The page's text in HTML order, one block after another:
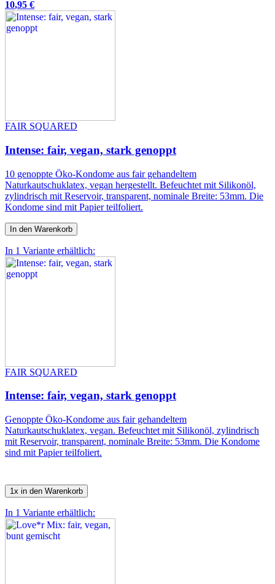
10,95 €
FAIR SQUARED
Intense: fair, vegan, stark genoppt
10 genoppte Öko-Kondome aus fair gehandeltem
Naturkautschuklatex, vegan hergestellt. Befeuchtet mit Silikonöl,
zylindrisch mit Reservoir, transparent, nominale Breite: 53mm. Die
Kondome sind mit Papier teilfoliert.
In den Warenkorb
In 1 Variante erhältlich:
FAIR SQUARED
Intense: fair, vegan, stark genoppt
Genoppte Öko-Kondome aus fair gehandeltem
Naturkautschuklatex, vegan. Befeuchtet mit Silikonöl, zylindrisch
mit Reservoir, transparent, nominale Breite: 53mm. Die Kondome
sind mit Papier teilfoliert.
1x in den Warenkorb
In 1 Variante erhältlich: